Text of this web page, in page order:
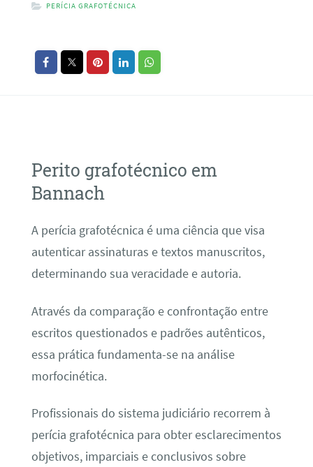
PERÍCIA GRAFOTÉCNICA
Perito grafotécnico em
Bannach
A perícia grafotécnica é uma ciência que visa
autenticar assinaturas e textos manuscritos,
determinando sua veracidade e autoria.
Através da comparação e confrontação entre
escritos questionados e padrões autênticos,
essa prática fundamenta-se na análise
morfocinética.
Profissionais do sistema judiciário recorrem à
perícia grafotécnica para obter esclarecimentos
objetivos, imparciais e conclusivos sobre